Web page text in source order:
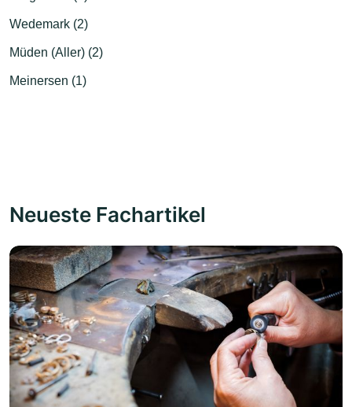
Wedemark (2)
Müden (Aller) (2)
Meinersen (1)
Neueste Fachartikel